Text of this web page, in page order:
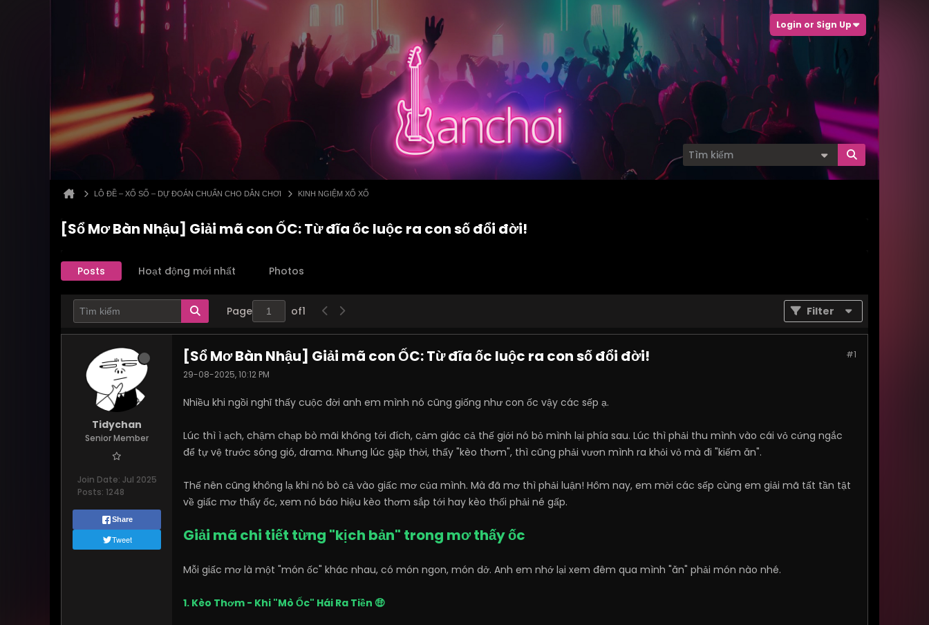
Login or Sign Up
LÔ ĐỀ – XỔ SỐ – DỰ ĐOÁN CHUẨN CHO DÂN CHƠI KINH NGIỆM XỔ XỐ
[Sổ Mơ Bàn Nhậu] Giải mã con ỐC: Từ đĩa ốc luộc ra con số đổi đời!
Posts Hoạt động mới nhất Photos
Page of1 Filter
Tidychan
Senior Member
Join Date: Jul 2025
Posts: 1248
Share
Tweet
#1
[Sổ Mơ Bàn Nhậu] Giải mã con ỐC: Từ đĩa ốc luộc ra con số đổi đời!
29-08-2025, 10:12 PM
Nhiều khi ngồi nghĩ thấy cuộc đời anh em mình nó cũng giống như con ốc vậy các sếp ạ.
Lúc thì ì ạch, chậm chạp bò mãi không tới đích, cảm giác cả thế giới nó bỏ mình lại phía sau. Lúc thì phải thu mình vào cái vỏ cứng ngắc
để tự vệ trước sóng gió, drama. Nhưng lúc gặp thời, thấy "kèo thơm", thì cũng phải vươn mình ra khỏi vỏ mà đi "kiếm ăn".
Thế nên cũng không lạ khi nó bò cả vào giấc mơ của mình. Mà đã mơ thì phải luận! Hôm nay, em mời các sếp cùng em giải mã tất tần tật
về giấc mơ thấy ốc, xem nó báo hiệu kèo thơm sắp tới hay kèo thối phải né gấp.
Giải mã chi tiết từng "kịch bản" trong mơ thấy ốc
Mỗi giấc mơ là một "món ốc" khác nhau, có món ngon, món dở. Anh em nhớ lại xem đêm qua mình "ăn" phải món nào nhé.
1. Kèo Thơm - Khi "Mò Ốc" Hái Ra Tiền 🤑